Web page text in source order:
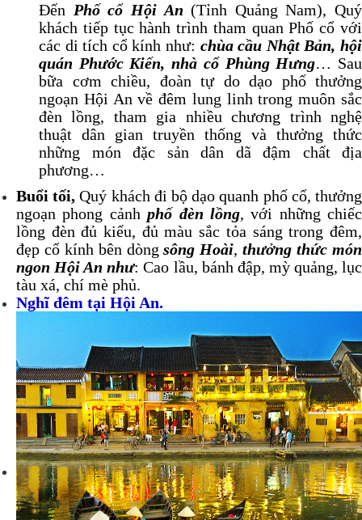
Đến Phố cổ Hội An (Tỉnh Quảng Nam), Quý
khách tiếp tục hành trình tham quan Phố cổ với
các di tích cổ kính như: chùa cầu Nhật Bản, hội
quán Phước Kiến, nhà cổ Phùng Hưng… Sau
bữa cơm chiều, đoàn tự do dạo phố thưởng
ngoạn Hội An về đêm lung linh trong muôn sắc
đèn lồng, tham gia nhiều chương trình nghệ
thuật dân gian truyền thống và thưởng thức
những món đặc sản dân dã đậm chất địa
phương…
Buổi tối, Quý khách đi bộ dạo quanh phố cổ, thưởng
ngoạn phong cảnhphố đèn lồng, với những chiếc
lồng đèn đủ kiểu, đủ màu sắc tỏa sáng trong đêm,
đẹp cổ kính bên dòngsông Hoài,thưởng thức món
ngon Hội An như: Cao lầu, bánh đập, mỳ quảng, lục
tàu xá, chí mè phủ.
Nghĩ đêm tại Hội An.